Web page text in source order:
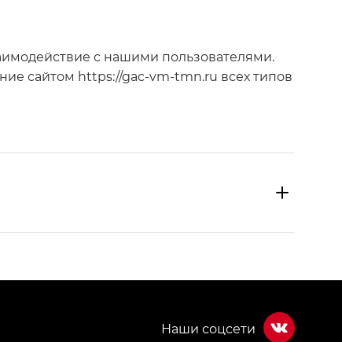
с нашими пользователями.
сайтом https://gac-vm-tmn.ru всех типов